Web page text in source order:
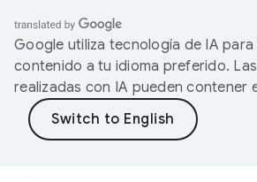
Google utiliza tecnología de IA
contenido a tu idioma preferido.
realizadas con IA pueden contener